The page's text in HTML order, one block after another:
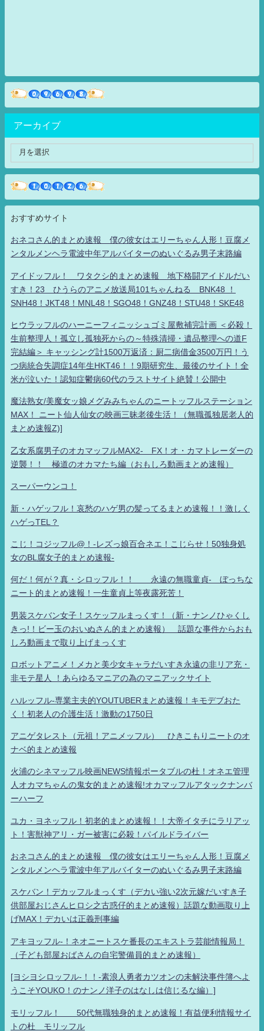
アーカイブ
おすすめサイト
おネコさん的まとめ速報 僕の彼女はエリーちゃん人形！豆腐メ
ンタルメンヘラ電波中年アルバイターのぬいぐるみ男子末路編
アイドッフル！ ワタクシ的まとめ速報 地下格闘アイドルだい
すき！23 ひうらのアニメ放送局101ちゃんねる BNK48 ！
SNH48！JKT48！MNL48！SGO48！GNZ48！STU48！SKE48
ヒウラッフルのハーニーフィニッシュゴミ屋敷補完計画 ＜必殺！
生前整理人！孤立し孤独死からの～特殊清掃・遺品整理への道F
完結編＞ キャッシング計1500万返済：厨二病借金3500万円！う
つ病統合失調症14年生HKT46！！9期研究生、最後のサイト！全
米が泣いた！認知症鬱病60代のラストサイト絶賛！公開中
魔法熟女/美魔女ッ娘メグみみちゃんのニートッフルステーション
MAX！ ニート仙人仙女の映画三昧老後生活！（無職孤独居老人的
まとめ速報Z)]
乙女系腐男子のオカマッフルMAX2- FX！オ・カマトレーダーの
逆襲！！ 極道のオカマたち編（おもしろ動画まとめ速報）
スーパーウンコ！
新・ハゲッフル！哀愁のハゲ男の髪ってるまとめ速報！！激しく
ハゲっTEL？
こじ！コジッフル@！-レズっ娘百合ネエ！こじらせ！50独身処
女のBL腐女子的まとめ速報-
何だ！何が？真・シロッフル！！ 永遠の無職童貞- ぼっちな
ニート的まとめ速報！一生童貞上等夜露死苦！
男装スケバン女子！スケッフルまっくす！（新・ナンノひゃくし
きっ!！ビー玉のおいぬさん的まとめ速報） 話題な事件からおも
しろ動画まで取り上げまっくす
ロボットアニメ！メカと美少女キャラだいすき永遠の非リア充・
非モテ星人 ！あらゆるマニアの為のマニアックサイト
ハルッフル-専業主夫的YOUTUBERまとめ速報！キモデブおた
く！初老人の介護生活！激動の1750日
アニゲタレスト（元祖！アニメッフル） ひきこもりニートのオ
ナベ的まとめ速報
火浦のシネマッフル映画NEWS情報ポータブルの杜！オネエ管理
人オカマちゃんの鬼女的まとめ速報!オカマッフルアタックナンバ
ーハーフ
ユカ・ヨネッフル！初老的まとめ速報！！大帝イタチにラリアッ
ト！害獣神アリ・ガー被害に必殺！パイルドライバー
おネコさん的まとめ速報 僕の彼女はエリーちゃん人形！豆腐メ
ンタルメンヘラ電波中年アルバイターのぬいぐるみ男子末路編
スケバン！デカッフルまっくす（デカい強い2次元嫁だいすき子
供部屋おじさんヒロシ之古惑仔的まとめ速報）話題な動画取り上
げMAX！デカいは正義刑事編
アキヨッフル-！ネオニートスケ番長のエキストラ芸能情報局！
（子ども部屋おばさんの自宅警備員的まとめ速報）
[ヨシヨシロッフル-！！-素浪人勇者カツオンの未解決事件簿へよ
うこそYOUKO！のナンノ洋子のはなしは信じるな編）]
モリッフル！ 50代無職独身的まとめ速報！有益便利情報サイ
トの杜 モリッフル